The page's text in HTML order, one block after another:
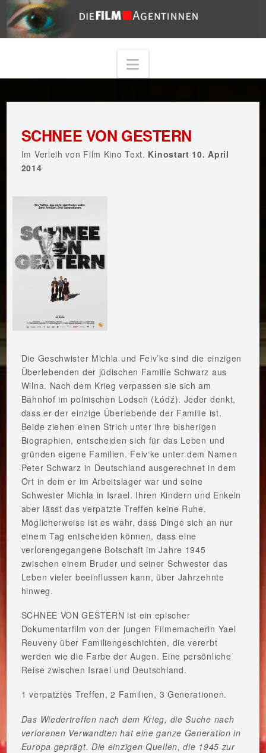
Navigation
SCHNEE VON GESTERN
Im Verleih von Film Kino Text. Kinostart 10. April
2014
Die Geschwister Michla und Feiv’ke sind die einzigen
Überlebenden der jüdischen Familie Schwarz aus
Wilna. Nach dem Krieg verpassen sie sich am
Bahnhof im polnischen Lodsch (Łódź). Jeder denkt,
dass er der einzige Überlebende der Familie ist.
Beide ziehen einen Strich unter ihre bisherigen
Biographien, entscheiden sich für das Leben und
gründen eigene Familien. Feiv‘ke unter dem Namen
Peter Schwarz in Deutschland ausgerechnet in dem
Ort in dem er im Arbeitslager war und seine
Schwester Michla in Israel. Ihren Kindern und Enkeln
aber lässt das verpatzte Treffen keine Ruhe.
Möglicherweise ist es wahr, dass Dinge sich an nur
einem Tag entscheiden können, dass eine
verlorengegangene Botschaft im Jahre 1945
zwischen einem Bruder und seiner Schwester das
Leben vieler beeinflussen kann, über Jahrzehnte
hinweg.
SCHNEE VON GESTERN ist ein epischer
Dokumentarfilm von der jungen Filmemacherin Yael
Reuveny über Familiengeschichten, die vererbt
werden wie die Farbe der Augen. Eine persönliche
Reise zwischen Israel und Deutschland.
1 verpatztes Treffen, 2 Familien, 3 Generationen.
Das Wiedertreffen nach dem Krieg, die Suche nach
verlorenen Verwandten hat eine ganze Generation in
Europa geprägt. Die einzigen Quellen, die 1945 zur